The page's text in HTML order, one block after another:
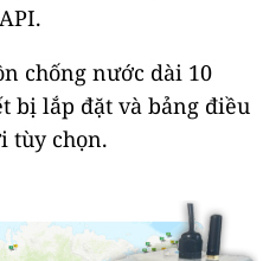
chống nước dài 10
bị lắp đặt và bảng điều
tùy chọn.